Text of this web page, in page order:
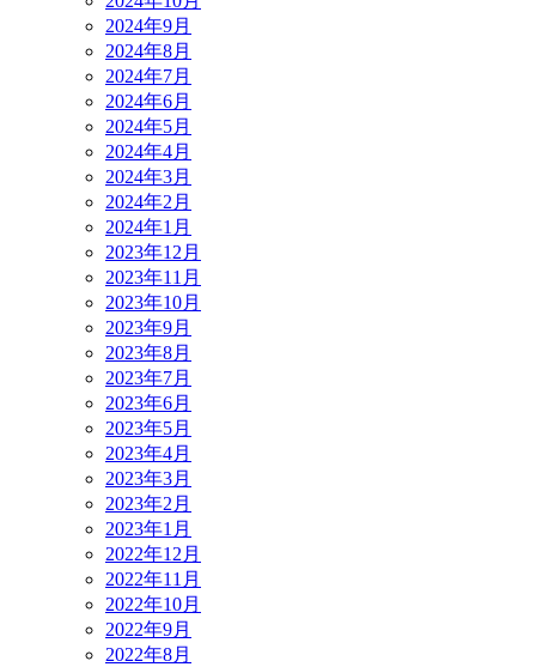
2024年9月
2024年8月
2024年7月
2024年6月
2024年5月
2024年4月
2024年3月
2024年2月
2024年1月
2023年12月
2023年11月
2023年10月
2023年9月
2023年8月
2023年7月
2023年6月
2023年5月
2023年4月
2023年3月
2023年2月
2023年1月
2022年12月
2022年11月
2022年10月
2022年9月
2022年8月